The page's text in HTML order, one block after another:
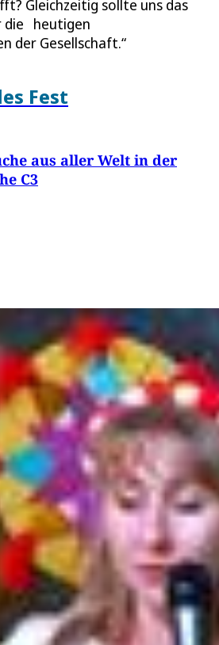
Gleichzeitig sollte uns das
die heutigen
der Gesellschaft.“
Fest
aus aller Welt in der
C3